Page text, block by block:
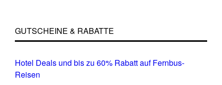
GUTSCHEINE & RABATTE
Hotel Deals und bis zu 60% Rabatt auf Fernbus-
Reisen